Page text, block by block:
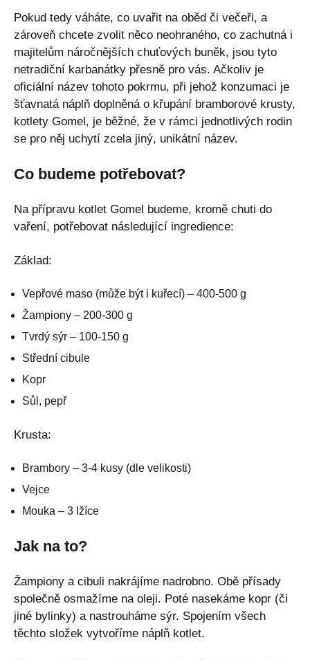
Pokud tedy váháte, co uvařit na oběd či večeři, a
zároveň chcete zvolit něco neohraného, co zachutná i
majitelům náročnějších chuťových buněk, jsou tyto
netradiční karbanátky přesně pro vás. Ačkoliv je
oficiální název tohoto pokrmu, při jehož konzumaci je
šťavnatá náplň doplněná o křupání bramborové krusty,
kotlety Gomel, je běžné, že v rámci jednotlivých rodin
se pro něj uchytí zcela jiný, unikátní název.
Co budeme potřebovat?
Na přípravu kotlet Gomel budeme, kromě chuti do
vaření, potřebovat následující ingredience:
Základ:
Vepřové maso (může být i kuřecí) – 400-500 g
Žampiony – 200-300 g
Tvrdý sýr – 100-150 g
Střední cibule
Kopr
Sůl, pepř
Krusta:
Brambory – 3-4 kusy (dle velikosti)
Vejce
Mouka – 3 lžíce
Jak na to?
Žampiony a cibuli nakrájíme nadrobno. Obě přísady
společně osmažíme na oleji. Poté nasekáme kopr (či
jiné bylinky) a nastrouháme sýr. Spojením všech
těchto složek vytvoříme náplň kotlet.